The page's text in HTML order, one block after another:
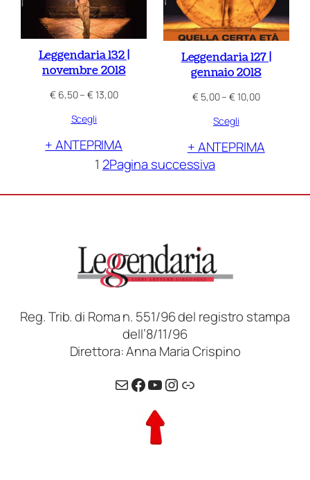
Leggendaria 132 |
novembre 2018
€6,50– €13,00Fascia
€ 6,50
a
€ 13,00
Scegli
+ ANTEPRIMA
Leggendaria 127 |
gennaio 2018
€5,00– €10,00Fascia
€ 5,00
Scegli
+ ANTEPRIMA
1 2Pagina successiva
Reg. Trib. di Roma n. 551/96 del registro stampa
dell’8/11/96
Direttora: Anna Maria Crispino
Email
Facebook
YouTube
Instagram
Link